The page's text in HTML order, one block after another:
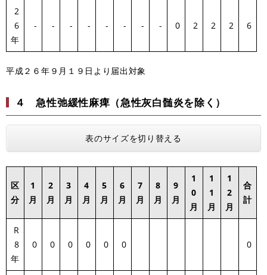
2
6
年
- - - - - - - - 0 2 2 2 6
平成２６年９月１９日より届出対象
４ 急性弛緩性麻痺（急性灰白髄炎を除く）
表のサイズを切り替える
区
分
1
月
2
月
3
月
4
月
5
月
6
月
7
月
8
月
9
月
1
0
月
1
1
月
1
2
月
合
計
R
8
年
0 0 0 0 0 0 0